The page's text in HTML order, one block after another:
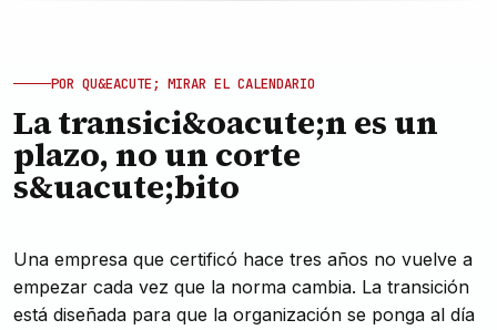
POR QU&EACUTE; MIRAR EL CALENDARIO
La transici&oacute;n es un
plazo, no un corte
s&uacute;bito
Una empresa que certificó hace tres años no vuelve a
empezar cada vez que la norma cambia. La transición
está diseñada para que la organización se ponga al día